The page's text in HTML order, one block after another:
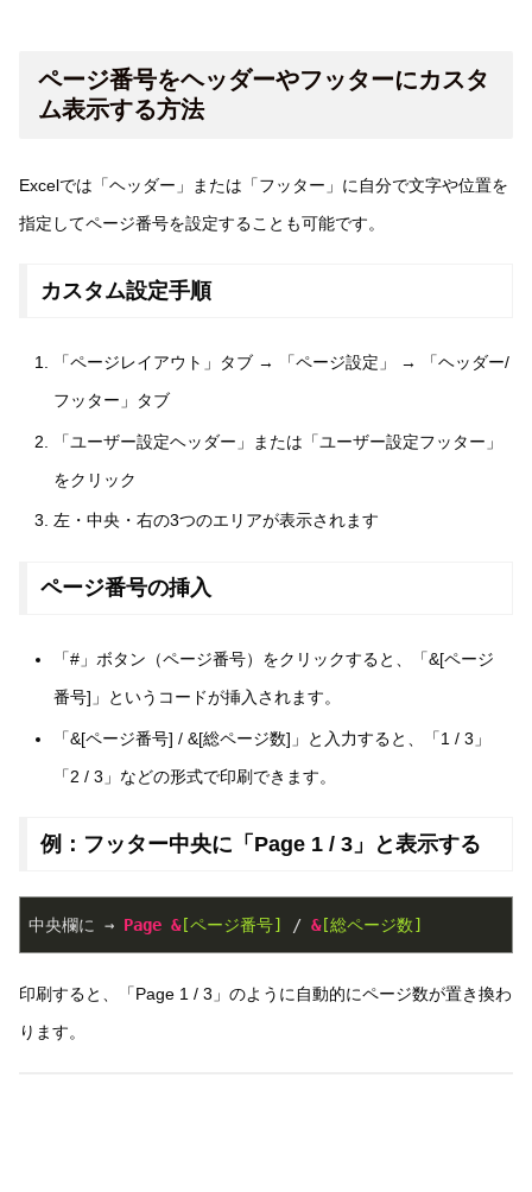
ページ番号をヘッダーやフッターにカスタ
ム表示する方法
Excelでは「ヘッダー」または「フッター」に自分で文字や位置を
指定してページ番号を設定することも可能です。
カスタム設定手順
「ページレイアウト」タブ → 「ページ設定」 → 「ヘッダー/
フッター」タブ
「ユーザー設定ヘッダー」または「ユーザー設定フッター」
をクリック
左・中央・右の3つのエリアが表示されます
ページ番号の挿入
「#」ボタン（ページ番号）をクリックすると、「&[ページ
番号]」というコードが挿入されます。
「&[ページ番号] / &[総ページ数]」と入力すると、「1 / 3」
「2 / 3」などの形式で印刷できます。
例：フッター中央に「Page 1 / 3」と表示する
中央欄に → Page &[ページ番号] / &[総ページ数]
印刷すると、「Page 1 / 3」のように自動的にページ数が置き換わ
ります。